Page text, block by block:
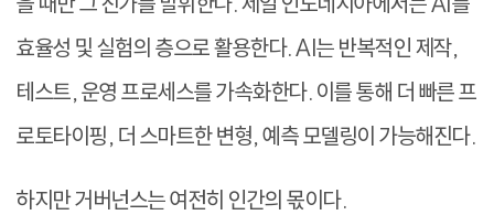
효율성 및 실험의 층으로 활용한다. AI는 반복적인 제작,
테스트, 운영 프로세스를 가속화한다. 이를 통해 더 빠른 프
로토타이핑, 더 스마트한 변형, 예측 모델링이 가능해진다.
하지만 거버넌스는 여전히 인간의 몫이다.